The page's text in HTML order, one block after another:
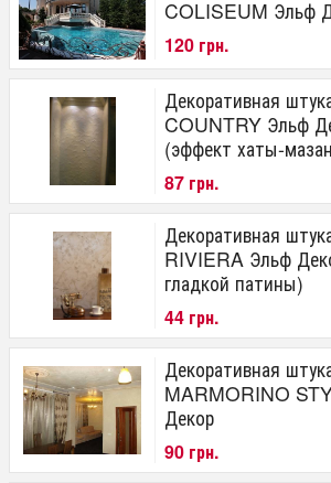
COLISEUM Эльф
120 грн.
Декоративная
COUNTRY Эльф
(эффект хаты-
87 грн.
Декоративная
RIVIERA Эльф
гладкой патины)
44 грн.
Декоративная
MARMORINO
Декор
90 грн.